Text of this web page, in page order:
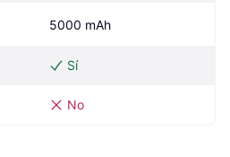
5000 mAh
Sí
No